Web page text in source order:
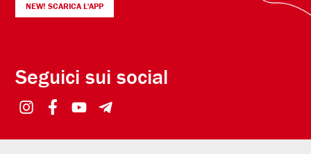
NEW! SCARICA L'APP
Seguici sui social